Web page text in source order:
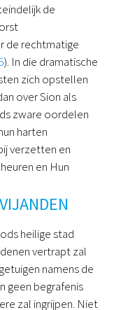
de
de rechtmatige
). In die dramatische
zich opstellen
over Sion als
zware oordelen
harten
verzetten en
en Hun
heilige stad
vertrapt zal
namens de
geen begrafenis
zal ingrijpen. Niet